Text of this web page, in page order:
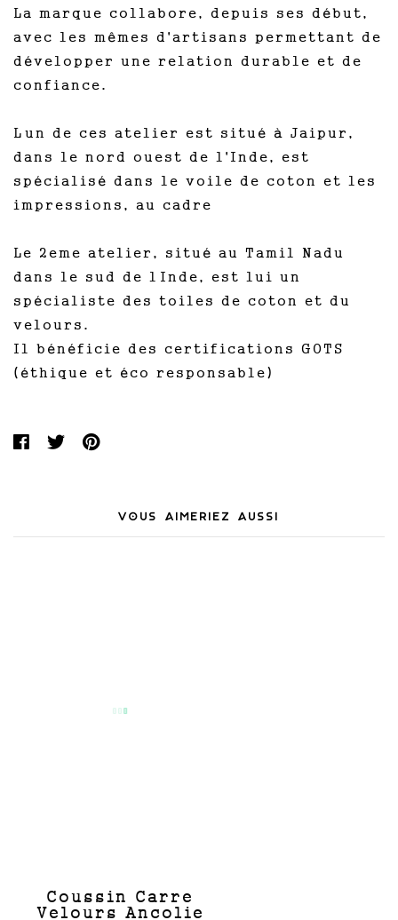
La marque collabore, depuis ses début,
avec les mêmes d'artisans permettant de
développer une relation durable et de
confiance.
Lun de ces atelier est situé à Jaipur,
dans le nord ouest de l'Inde, est
spécialisé dans le voile de coton et les
impressions, au cadre
Le 2eme atelier, situé au Tamil Nadu
dans le sud de lInde, est lui un
spécialiste des toiles de coton et du
velours.
Il bénéficie des certifications GOTS
(éthique et éco responsable)
VOUS AIMERIEZ AUSSI
Coussin Carre
Velours Ancolie